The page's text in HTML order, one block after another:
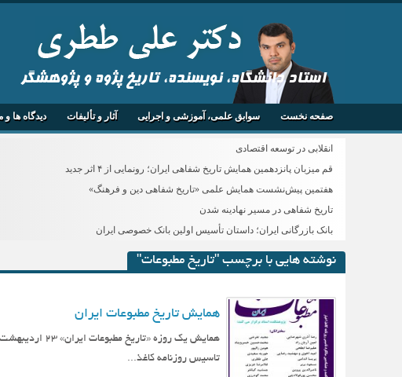
استاد دانشگاه، نویسنده، تاریخ پژوه و پژوهشگر
صفحه نخست سوابق علمی، آموزشی و اجرایی آثار و تألیفات دیدگاه ها و
انقلابی در توسعه اقتصادی
قم میزبان پانزدهمین همایش تاریخ شفاهی ایران؛ رونمایی از ۴ اثر جدید
هفتمین پیش‌نشست همایش علمی «تاریخ شفاهی دین و فرهنگ»
تاریخ شفاهی در مسیر نهادینه شدن
بانک بازرگانی ایران؛ داستان تأسیس اولین بانک خصوصی ایران
نوشته هایی با برچسب "تاریخ مطبوعات"
همایش تاریخ مطبوعات ایران
تاسیس روزنامه کاغذ...